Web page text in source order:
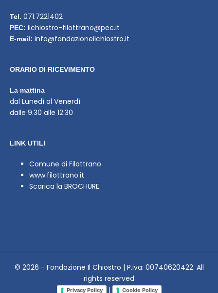
Tel. 071.7221402
PEC: ilchiostro-filottrano@pec.it
E-mail: info@fondazioneilchiostro.it
ORARIO DI RICEVIMENTO
La mattina
dal Lunedì al Venerdì
dalle 9.30 alle 12.30
LINK UTILI
Comune di Filottrano
www.filottrano.it
Scarica la BROCHURE
© 2026 - Fondazione Il Chiostro | P.iva: 00740620422. All
rights reserved
Privacy Policy | Cookie Policy